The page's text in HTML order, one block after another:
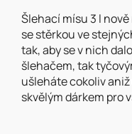
Šlehací mísu 3 l
se stěrkou ve
tak, aby se v nich
šlehačem, tak
ušleháte cokoliv
skvělým dárkem pro